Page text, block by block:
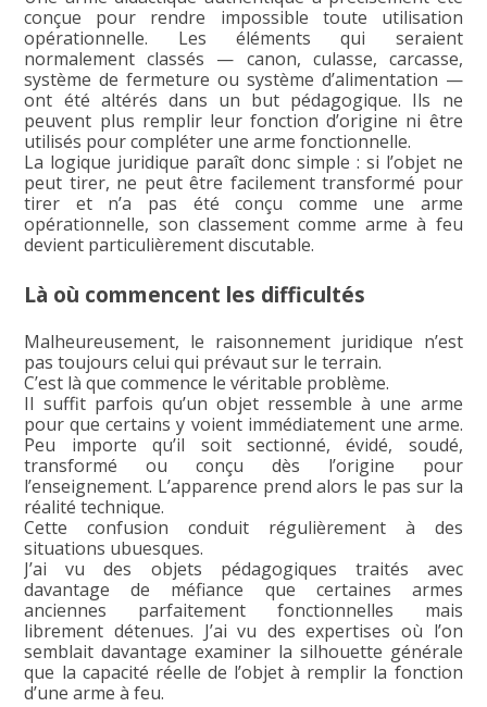
conçue pour rendre impossible toute utilisation
opérationnelle. Les éléments qui seraient
normalement classés — canon, culasse, carcasse,
système de fermeture ou système d’alimentation —
ont été altérés dans un but pédagogique. Ils ne
peuvent plus remplir leur fonction d’origine ni être
utilisés pour compléter une arme fonctionnelle.
La logique juridique paraît donc simple : si l’objet ne
peut tirer, ne peut être facilement transformé pour
tirer et n’a pas été conçu comme une arme
opérationnelle, son classement comme arme à feu
devient particulièrement discutable.
Là où commencent les difficultés
Malheureusement, le raisonnement juridique n’est
pas toujours celui qui prévaut sur le terrain.
C’est là que commence le véritable problème.
Il suffit parfois qu’un objet ressemble à une arme
pour que certains y voient immédiatement une arme.
Peu importe qu’il soit sectionné, évidé, soudé,
transformé ou conçu dès l’origine pour
l’enseignement. L’apparence prend alors le pas sur la
réalité technique.
Cette confusion conduit régulièrement à des
situations ubuesques.
J’ai vu des objets pédagogiques traités avec
davantage de méfiance que certaines armes
anciennes parfaitement fonctionnelles mais
librement détenues. J’ai vu des expertises où l’on
semblait davantage examiner la silhouette générale
que la capacité réelle de l’objet à remplir la fonction
d’une arme à feu.